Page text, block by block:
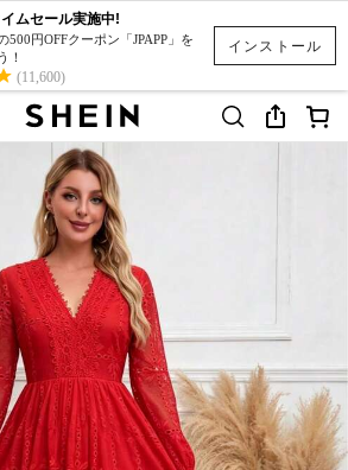
インストール
ムセール実施中!
500円OFFクーポン「JPAPP」を
！
(11,600)